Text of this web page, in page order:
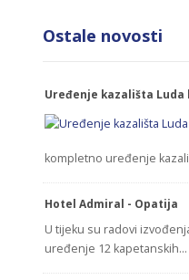
Ostale novosti
Uređenje kazališta Luda
kompletno uređenje
Hotel Admiral - Opatija
U tijeku su radovi
uređenje 12 kapetanskih…